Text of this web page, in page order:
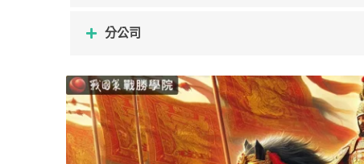
分公司